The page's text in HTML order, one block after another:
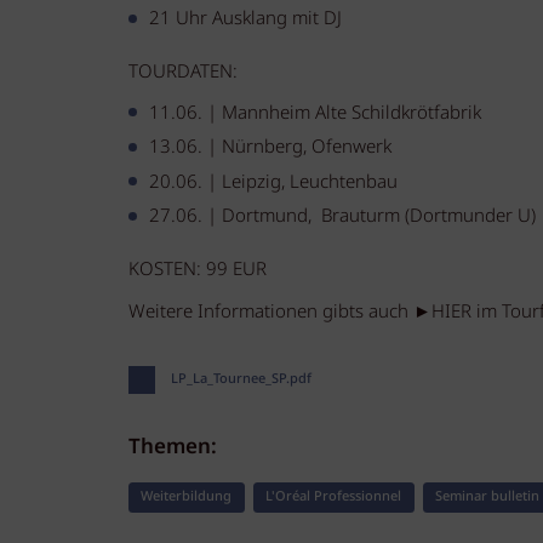
21 Uhr Ausklang mit DJ
TOURDATEN:
11.06. | Mannheim Alte Schildkrötfabrik
13.06. | Nürnberg, Ofenwerk
20.06. | Leipzig, Leuchtenbau
27.06. | Dortmund, Brauturm (Dortmunder U)
KOSTEN: 99 EUR
Weitere Informationen gibts auch ►HIER im
LP_La_Tournee_SP.pdf
Themen:
Weiterbildung L'Oréal Professionnel Seminar bulletin